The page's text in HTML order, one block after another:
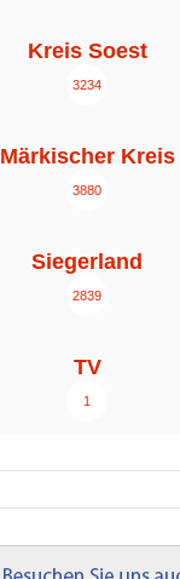
Kreis Soest
3234
Märkischer Kreis
3880
Siegerland
2839
TV
1